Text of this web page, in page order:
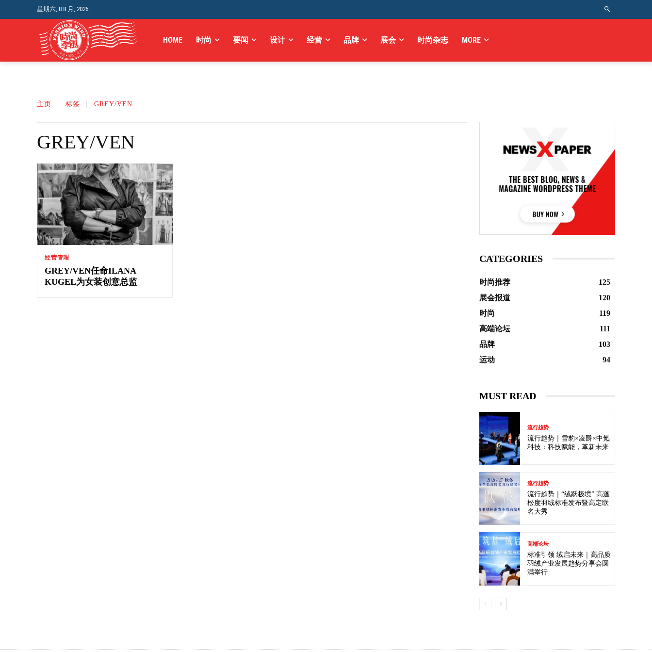
星期六, 8 8 月, 2026
HOME 时尚 要闻 设计 经营 品牌 展会 时尚杂志 MORE
主页 标签 GREY/VEN
GREY/VEN
经营管理
GREY/VEN任命ILANA
KUGEL为女装创意总监
CATEGORIES
时尚推荐
125
展会报道
120
时尚
119
高端论坛
111
品牌
103
运动
94
MUST READ
流行趋势
流行趋势｜雪豹×凌爵×中氪
科技：科技赋能，革新未来
流行趋势
流行趋势｜“绒跃极境” 高蓬
松度羽绒标准发布暨高定联
名大秀
高端论坛
标准引领 绒启未来｜高品质
羽绒产业发展趋势分享会圆
满举行